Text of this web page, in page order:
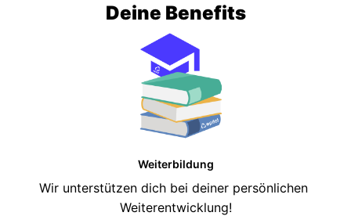
Deine Benefits
Weiterbildung
Wir unterstützen dich bei deiner persönlichen
Weiterentwicklung!